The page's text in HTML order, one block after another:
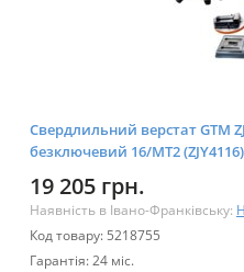
Свердлильний верстат GTM
безключевий 16/МТ2 (ZJY4116)
19 205 грн.
Наявність в Івано-Франківську:
Код товару: 5218755
Гарантія: 24 міс.